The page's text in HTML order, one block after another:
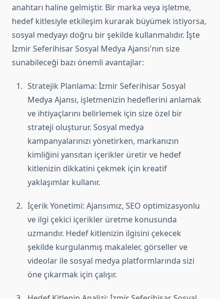
anahtarı haline gelmiştir. Bir marka veya işletme,
hedef kitlesiyle etkileşim kurarak büyümek istiyorsa,
sosyal medyayı doğru bir şekilde kullanmalıdır. İşte
İzmir Seferihisar Sosyal Medya Ajansı'nın size
sunabileceği bazı önemli avantajlar:
Stratejik Planlama: İzmir Seferihisar Sosyal
Medya Ajansı, işletmenizin hedeflerini anlamak
ve ihtiyaçlarını belirlemek için size özel bir
strateji oluşturur. Sosyal medya
kampanyalarınızı yönetirken, markanızın
kimliğini yansıtan içerikler üretir ve hedef
kitlenizin dikkatini çekmek için kreatif
yaklaşımlar kullanır.
İçerik Yönetimi: Ajansımız, SEO optimizasyonlu
ve ilgi çekici içerikler üretme konusunda
uzmandır. Hedef kitlenizin ilgisini çekecek
şekilde kurgulanmış makaleler, görseller ve
videolar ile sosyal medya platformlarında sizi
öne çıkarmak için çalışır.